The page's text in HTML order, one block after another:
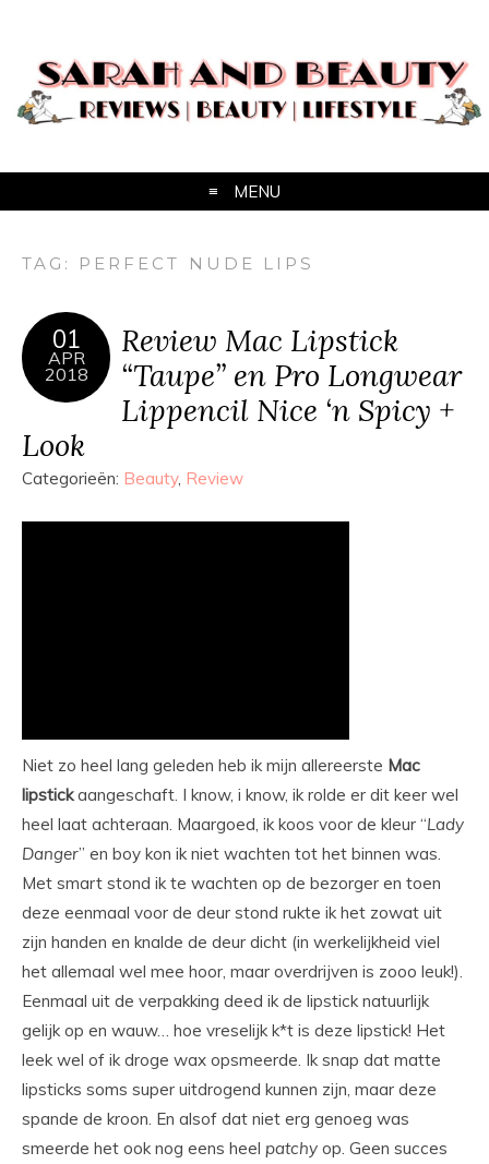
MENU
TAG: PERFECT NUDE LIPS
01
APR
2018
Review Mac Lipstick
“Taupe” en Pro Longwear
Lippencil Nice ‘n Spicy +
Look
Categorieën: Beauty, Review
Niet zo heel lang geleden heb ik mijn allereerste Mac
lipstickaangeschaft. I know, i know, ik rolde er dit keer wel
heel laat achteraan. Maargoed, ik koos voor de kleur “Lady
Danger” en boy kon ik niet wachten tot het binnen was.
Met smart stond ik te wachten op de bezorger en toen
deze eenmaal voor de deur stond rukte ik het zowat uit
zijn handen en knalde de deur dicht (in werkelijkheid viel
het allemaal wel mee hoor, maar overdrijven is zooo leuk!).
Eenmaal uit de verpakking deed ik de lipstick natuurlijk
gelijk op en wauw… hoe vreselijk k*t is deze lipstick! Het
leek wel of ik droge wax opsmeerde. Ik snap dat matte
lipsticks soms super uitdrogend kunnen zijn, maar deze
spande de kroon. En alsof dat niet erg genoeg was
smeerde het ook nog eens heel patchy op. Geen succes